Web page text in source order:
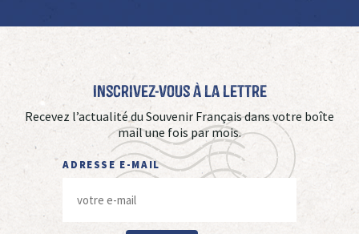
Inscrivez-vous à La Lettre
Recevez l’actualité du Souvenir Français dans votre boîte
mail une fois par mois.
ADRESSE E-MAIL